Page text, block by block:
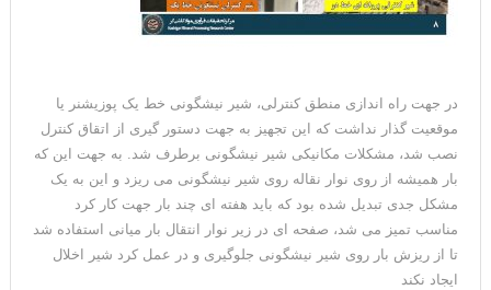
در جهت راه اندازی منطق کنترلی، شیر نیشگونی خط یک پوزیشنر یا
موقعیت گذار نداشت که این تجهیز به جهت دستور گیری از اتقاق کنترل
نصب شد، مشکلات مکانیکی شیر نیشگونی برطرف شد. به جهت این که
بار همیشه از روی نوار نقاله روی شیر نیشگونی می ریزد و این به یک
مشکل جدی تبدیل شده بود که باید هفته ای چند بار جهت کار کرد
مناسب تمیز می شد، صفحه ای در زیر نوار انتقال بار میانی استفاده شد
تا از ریزش بار روی شیر نیشگونی جلوگیری و در عمل کرد شیر اخلال
ایجاد نکند